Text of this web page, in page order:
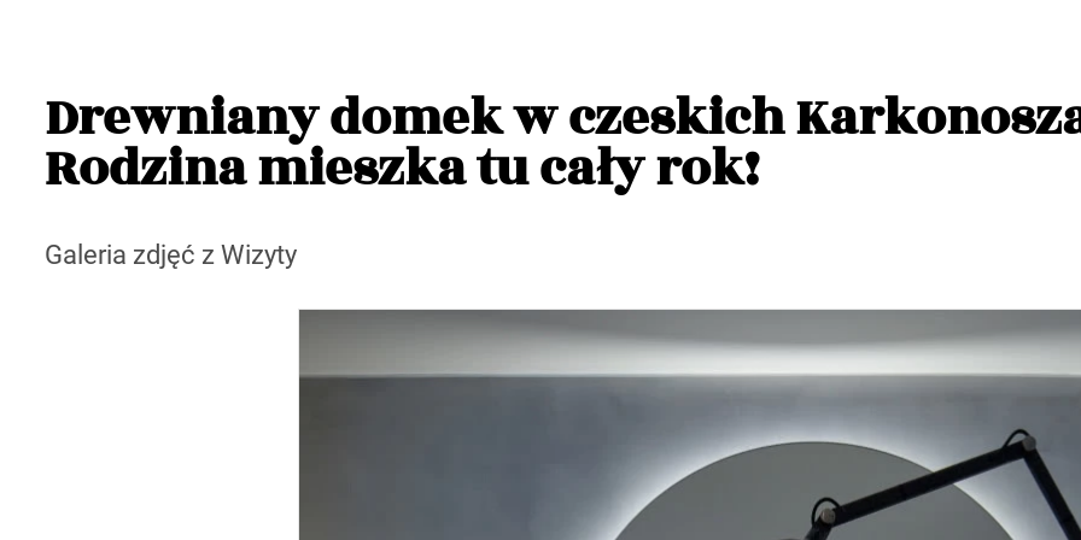
Drewniany domek w czeskich
Rodzina mieszka tu cały rok!
Galeria zdjęć z Wizyty